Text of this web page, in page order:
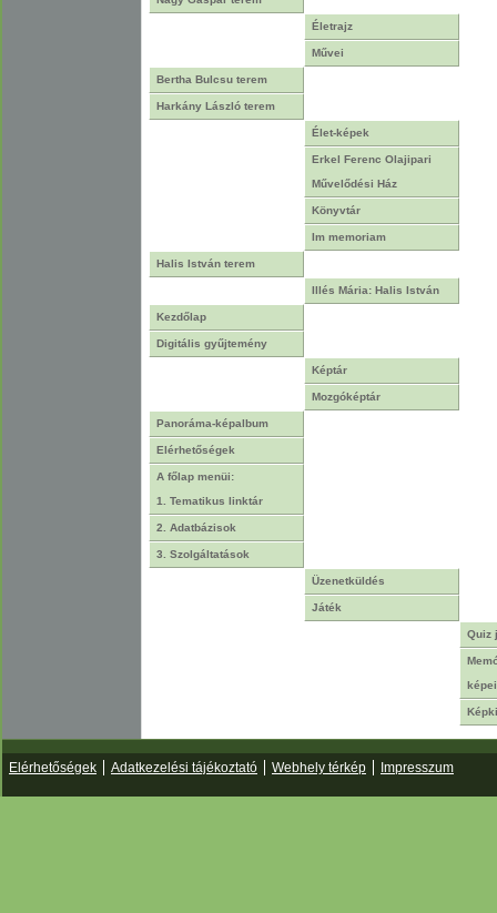
Életrajz
Művei
Bertha Bulcsu terem
Harkány László terem
Élet-képek
Erkel Ferenc Olajipari
Művelődési Ház
Könyvtár
Im memoriam
Halis István terem
Illés Mária: Halis István
Kezdőlap
Digitális gyűjtemény
Képtár
Mozgóképtár
Panoráma-képalbum
Elérhetőségek
A főlap menüi:
1. Tematikus linktár
2. Adatbázisok
3. Szolgáltatások
Üzenetküldés
Játék
Quiz
Elérhetőségek Adatkezelési tájékoztató Webhely térkép Impresszum